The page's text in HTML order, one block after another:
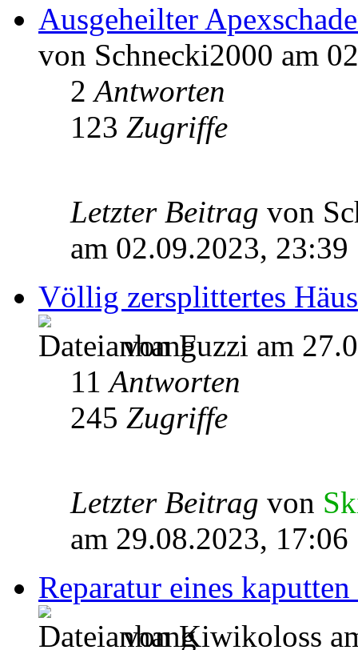
Ausgeheilter
von Schnecki2000 am
2Antworten
123 Zugriffe
Letzter Beitrag von
am 02.09.2023, 23:39
Völlig zersplittertes
von Fuzzi am
11Antworten
245 Zugriffe
Letzter Beitrag von
am 29.08.2023, 17:06
Reparatur eines kaputten
von Kiwikoloss